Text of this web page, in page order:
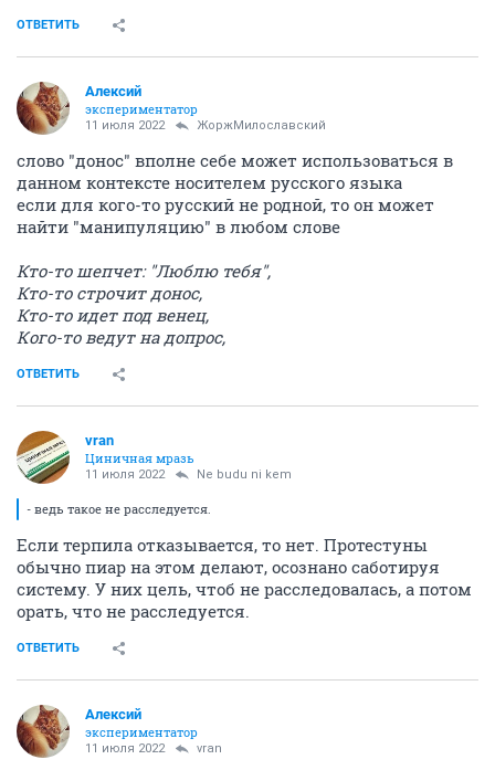
ОТВЕТИТЬ
Алексий
экспериментатор
11 июля 2022 ЖоржМилославский
слово "донос" вполне себе может использоваться в
данном контексте носителем русского языка
если для кого-то русский не родной, то он может
найти "манипуляцию" в любом слове
Кто-то шепчет: "Люблю тебя",
Кто-то строчит донос,
Кто-то идет под венец,
Кого-то ведут на допрос,
ОТВЕТИТЬ
vran
Циничная мразь
11 июля 2022 Ne budu ni kem
- ведь такое не расследуется.
Если терпила отказывается, то нет. Протестуны
обычно пиар на этом делают, осознано саботируя
систему. У них цель, чтоб не расследовалась, а потом
орать, что не расследуется.
ОТВЕТИТЬ
Алексий
экспериментатор
11 июля 2022 vran